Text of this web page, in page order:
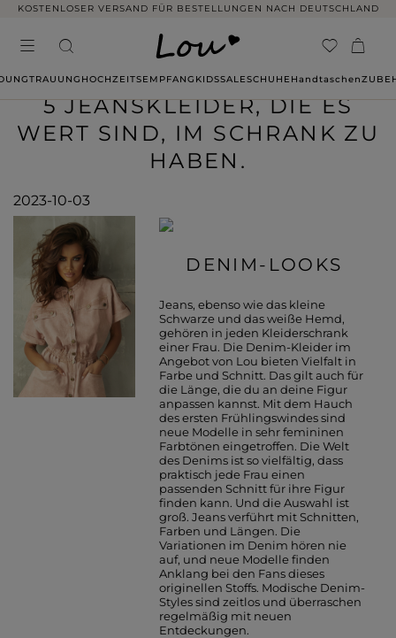
KOSTENLOSER VERSAND FÜR BESTELLUNGEN NACH DEUTSCHLAND
TRAUUNG HOCHZEITSEMPFANG KIDSSALESCHUHE Handtaschen
5 JEANSKLEIDER, DIE ES
WERT SIND, IM SCHRANK ZU
HABEN.
2023-10-03
DENIM-LOOKS
Jeans, ebenso wie das kleine
Schwarze und das weiße Hemd,
gehören in jeden Kleiderschrank
einer Frau. Die Denim-Kleider im
Angebot von Lou bieten Vielfalt in
Farbe und Schnitt. Das gilt auch für
die Länge, die du an deine Figur
anpassen kannst. Mit dem Hauch
des ersten Frühlingswindes sind
neue Modelle in sehr femininen
Farbtönen eingetroffen. Die Welt
des Denims ist so vielfältig, dass
praktisch jede Frau einen
passenden Schnitt für ihre Figur
finden kann. Und die Auswahl ist
groß. Jeans verführt mit Schnitten,
Farben und Längen. Die
Variationen im Denim hören nie
auf, und neue Modelle finden
Anklang bei den Fans dieses
originellen Stoffs. Modische Denim-
Styles sind zeitlos und überraschen
regelmäßig mit neuen
Entdeckungen.